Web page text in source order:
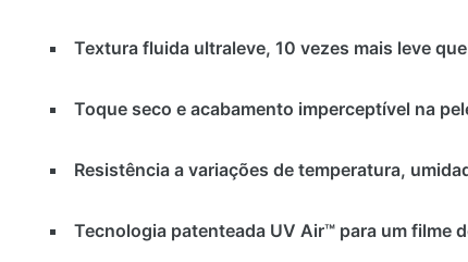
Textura fluida ultraleve, 10 vezes mais leve
Toque seco e acabamento imperceptível na
Resistência a variações de temperatura,
Tecnologia patenteada UV Air™ para um filme